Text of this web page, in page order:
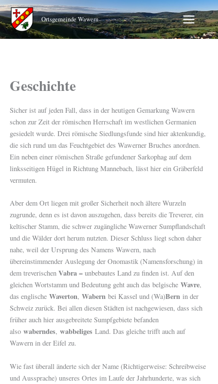
Zum
Inhalt
springen
Ortsgemeinde Wawern
Geschichte
Sicher ist auf jeden Fall, dass in der heutigen Gemarkung Wawern
schon zur Zeit der römischen Herrschaft im westlichen Germanien
gesiedelt wurde. Drei römische Siedlungsfunde sind hier aktenkundig,
die sich rund um das Feuchtgebiet des Wawerner Bruches anordnen.
Ein neben einer römischen Straße gefundener Sarkophag auf dem
linksseitigen Hügel in Richtung Mannebach, lässt hier ein Gräberfeld
vermuten.
Aber dem Ort liegen mit großer Sicherheit noch ältere Wurzeln
zugrunde, denn es ist davon auszugehen, dass bereits die Treverer, ein
keltischer Stamm, die schwer zugängliche Wawerner Sumpflandschaft
und die Wälder dort herum nutzten. Dieser Schluss liegt schon daher
nahe, weil der Ursprung des Namens Wawern, nach
übereinstimmender Auslegung der Onomastik (Namensforschung) in
dem treverischen Vabra = unbebautes Land zu finden ist. Auf den
gleichen Wortstamm und Bedeutung geht auch das belgische Wavre,
das englische Waverton, Wabern bei Kassel und (Wa)Bern in der
Schweiz zurück. Bei allen diesen Städten ist nachgewiesen, dass sich
früher auch hier ausgebreitete Sumpfgebiete befanden
also waberndes, wabbeliges Land. Das gleiche trifft auch auf
Wawern in der Eifel zu.
Wie fast überall änderte sich der Name (Richtigerweise: Schreibweise
und Aussprache) unseres Ortes im Laufe der Jahrhunderte, was sich